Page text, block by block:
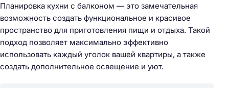
Планировка кухни с балконом — это замечательная
возможность создать функциональное и красивое
пространство для приготовления пищи и отдыха. Такой
подход позволяет максимально эффективно
использовать каждый уголок вашей квартиры, а также
создать дополнительное освещение и уют.